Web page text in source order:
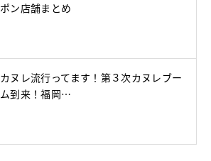
ポン店舗まとめ
カヌレ流行ってます！第３次カヌレブー
ム到来！福岡…